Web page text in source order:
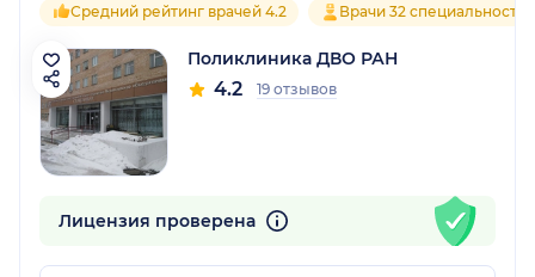
Средний рейтинг врачей 4.2 Врачи 32 специальностей
Поликлиника ДВО РАН
4.2 19 отзывов
Лицензия проверена